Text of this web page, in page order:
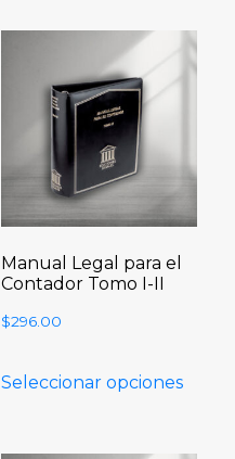
Manual Legal para el
Contador Tomo I-II
$296.00
Seleccionar opciones